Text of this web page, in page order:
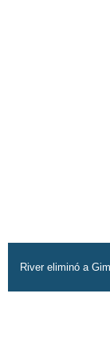
River eliminó a